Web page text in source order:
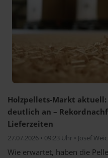
Holzpellets-Markt
deutlich an –
Lieferzeiten
27.07.2026 • 09:23 Uhr • Josef
Wie erwartet, haben die